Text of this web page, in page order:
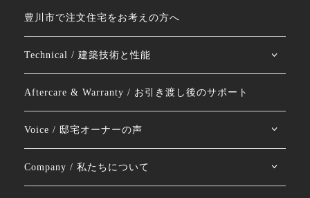
豊川市で注文住宅をお考えの方へ
Technical / 建築技術と性能
Aftercare & Warranty / お引き渡し後のサポート
Voice / 邸宅オーナーの声
Company / 私たちについて